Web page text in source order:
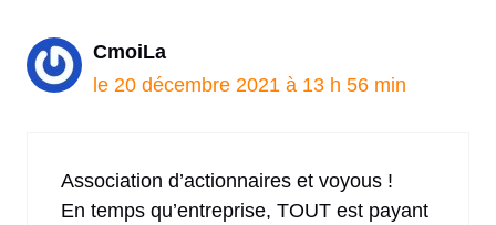
CmoiLa
le 20 décembre 2021 à 13 h 56 min
Association d’actionnaires et voyous !
En temps qu’entreprise, TOUT est payant